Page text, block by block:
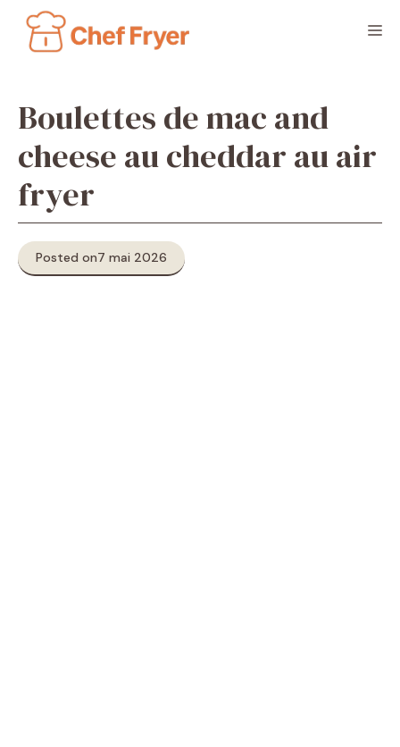
contenu
Boulettes de mac and
cheese au cheddar au air
fryer
Posted on7 mai 2026